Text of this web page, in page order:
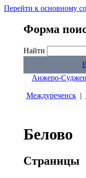
Перейти к основному
Форма
Найти
Анжеро-
Междуреченск|
Белово
Страницы